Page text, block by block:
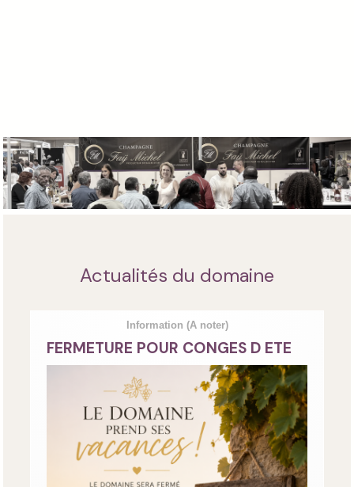
Actualités du domaine
Information (A noter)
FERMETURE POUR CONGES D ETE